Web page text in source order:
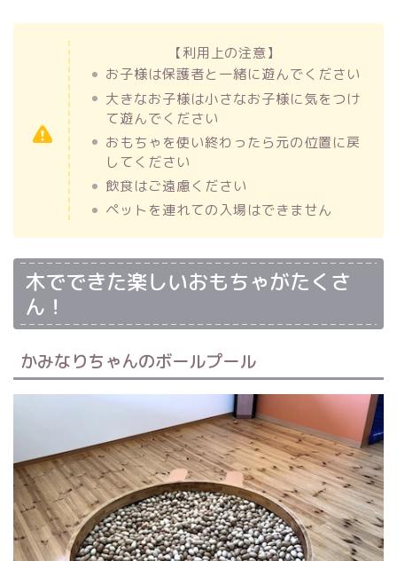
【利用上の注意】
お子様は保護者と一緒に遊んでください
大きなお子様は小さなお子様に気をつけ
て遊んでください
おもちゃを使い終わったら元の位置に戻
してください
飲食はご遠慮ください
ペットを連れての入場はできません
木でできた楽しいおもちゃがたくさ
ん！
かみなりちゃんのボールプール